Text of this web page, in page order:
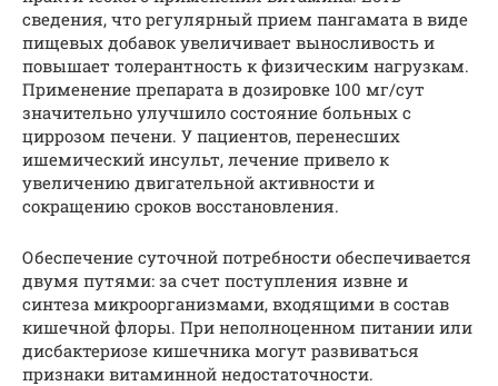
сведения, что регулярный прием пангамата в виде
пищевых добавок увеличивает выносливость и
повышает толерантность к физическим нагрузкам.
Применение препарата в дозировке 100 мг/сут
значительно улучшило состояние больных с
циррозом печени. У пациентов, перенесших
ишемический инсульт, лечение привело к
увеличению двигательной активности и
сокращению сроков восстановления.
Обеспечение суточной потребности обеспечивается
двумя путями: за счет поступления извне и
синтеза микроорганизмами, входящими в состав
кишечной флоры. При неполноценном питании или
дисбактериозе кишечника могут развиваться
признаки витаминной недостаточности.